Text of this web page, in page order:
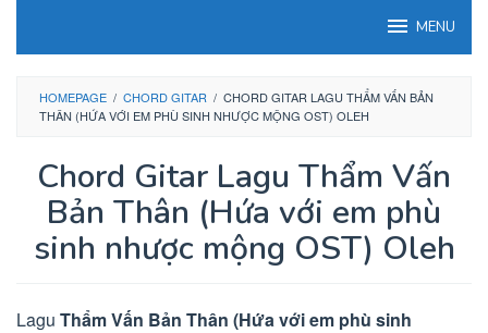
MENU
HOMEPAGE / CHORD GITAR / CHORD GITAR LAGU THẨM VẤN BẢN
THÂN (HỨA VỚI EM PHÙ SINH NHƯỢC MỘNG OST) OLEH
Chord Gitar Lagu Thẩm Vấn
Bản Thân (Hứa với em phù
sinh nhược mộng OST) Oleh
Lagu Thẩm Vấn Bản Thân (Hứa với em phù sinh